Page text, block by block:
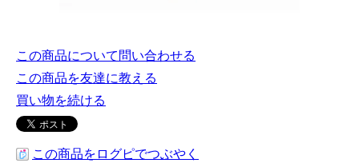
この商品について問い合わせる
この商品を友達に教える
買い物を続ける
この商品をログピでつぶやく